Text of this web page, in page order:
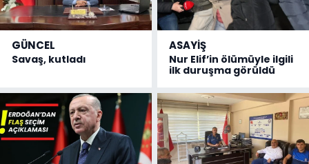
GÜNCEL
Savaş, kutladı
ASAYİŞ
Nur Elif’in ölümüyle ilgili
ilk duruşma görüldü